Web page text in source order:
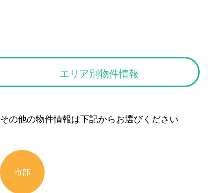
エリア別物件情報
その他の物件情報は下記からお選びください
市部